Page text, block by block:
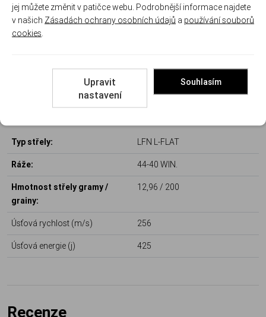
Další informace
MAGTECH
Parametry
Typ střely: LFN L-FLAT
Ráže: 44-40 WIN.
Hmotnost střely gramy /
grainy:
12,96 / 200
Úsťová rychlost (m/s) 256
Úsťová energie (j) 425
Recenze
jej můžete změnit v patičce webu. Podrobnější informace najdete
v našich Zásadách ochrany osobních údajů a používání souborů
cookies
Upravit
nastavení
Souhlasím